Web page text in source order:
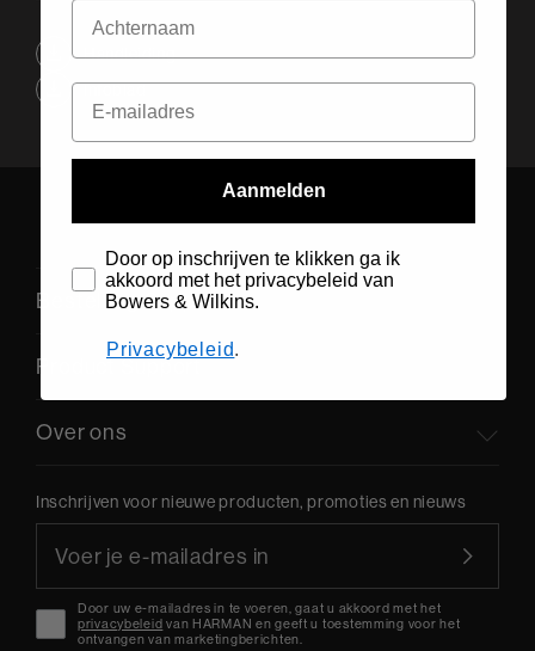
Handleiding
Infoblad
Bestelling Support
Product Support
Over ons
Inschrijven voor nieuwe producten, promoties en nieuws
Door uw e-mailadres in te voeren, gaat u akkoord met het
privacybeleid van HARMAN en geeft u toestemming voor het
ontvangen van marketingberichten.
Aanmelden
Door op inschrijven te klikken ga ik
akkoord met het privacybeleid van
Bowers & Wilkins.
Privacybeleid.